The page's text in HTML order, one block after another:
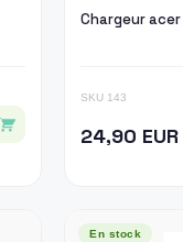
Chargeur
SKU 143
24,90 EUR
En stock